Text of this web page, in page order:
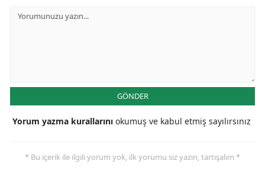
GÖNDER
Yorum yazma kurallarını okumuş ve kabul etmiş sayılırsınız
* Bu içerik ile ilgili yorum yok, ilk yorumu siz yazın, tartışalım *